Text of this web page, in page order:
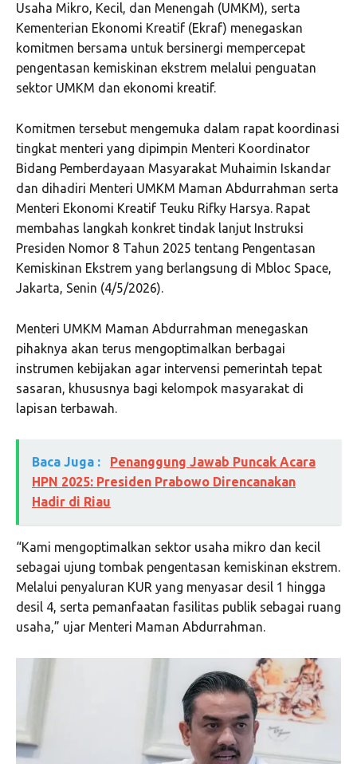
Usaha Mikro, Kecil, dan Menengah (UMKM), serta
Kementerian Ekonomi Kreatif (Ekraf) menegaskan
komitmen bersama untuk bersinergi mempercepat
pengentasan kemiskinan ekstrem melalui penguatan
sektor UMKM dan ekonomi kreatif.
Komitmen tersebut mengemuka dalam rapat koordinasi
tingkat menteri yang dipimpin Menteri Koordinator
Bidang Pemberdayaan Masyarakat Muhaimin Iskandar
dan dihadiri Menteri UMKM Maman Abdurrahman serta
Menteri Ekonomi Kreatif Teuku Rifky Harsya. Rapat
membahas langkah konkret tindak lanjut Instruksi
Presiden Nomor 8 Tahun 2025 tentang Pengentasan
Kemiskinan Ekstrem yang berlangsung di Mbloc Space,
Jakarta, Senin (4/5/2026).
Menteri UMKM Maman Abdurrahman menegaskan
pihaknya akan terus mengoptimalkan berbagai
instrumen kebijakan agar intervensi pemerintah tepat
sasaran, khususnya bagi kelompok masyarakat di
lapisan terbawah.
Baca Juga :
Penanggung Jawab Puncak Acara
HPN 2025: Presiden Prabowo Direncanakan
Hadir di Riau
“Kami mengoptimalkan sektor usaha mikro dan kecil
sebagai ujung tombak pengentasan kemiskinan ekstrem.
Melalui penyaluran KUR yang menyasar desil 1 hingga
desil 4, serta pemanfaatan fasilitas publik sebagai ruang
usaha,” ujar Menteri Maman Abdurrahman.